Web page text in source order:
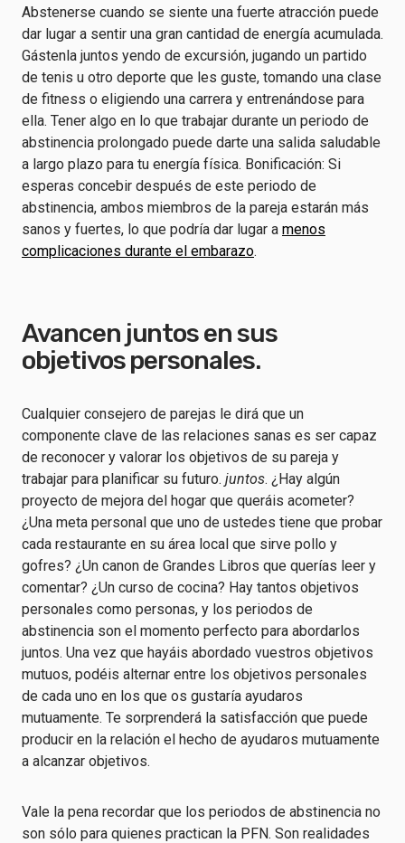
Abstenerse cuando se siente una fuerte atracción puede
dar lugar a sentir una gran cantidad de energía acumulada.
Gástenla juntos yendo de excursión, jugando un partido
de tenis u otro deporte que les guste, tomando una clase
de fitness o eligiendo una carrera y entrenándose para
ella. Tener algo en lo que trabajar durante un periodo de
abstinencia prolongado puede darte una salida saludable
a largo plazo para tu energía física. Bonificación: Si
esperas concebir después de este periodo de
abstinencia, ambos miembros de la pareja estarán más
sanos y fuertes, lo que podría dar lugar a menos
complicaciones durante el embarazo.
Avancen juntos en sus
objetivos personales.
Cualquier consejero de parejas le dirá que un
componente clave de las relaciones sanas es ser capaz
de reconocer y valorar los objetivos de su pareja y
trabajar para planificar su futuro. juntos. ¿Hay algún
proyecto de mejora del hogar que queráis acometer?
¿Una meta personal que uno de ustedes tiene que probar
cada restaurante en su área local que sirve pollo y
gofres? ¿Un canon de Grandes Libros que querías leer y
comentar? ¿Un curso de cocina? Hay tantos objetivos
personales como personas, y los periodos de
abstinencia son el momento perfecto para abordarlos
juntos. Una vez que hayáis abordado vuestros objetivos
mutuos, podéis alternar entre los objetivos personales
de cada uno en los que os gustaría ayudaros
mutuamente. Te sorprenderá la satisfacción que puede
producir en la relación el hecho de ayudaros mutuamente
a alcanzar objetivos.
Vale la pena recordar que los periodos de abstinencia no
son sólo para quienes practican la PFN. Son realidades